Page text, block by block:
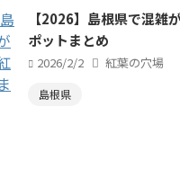
【2026】島根県で混雑
ポットまとめ
2026/2/2 紅葉の穴場
島根県